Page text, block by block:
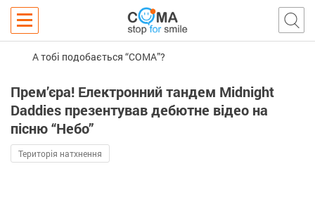
А тобі подобається “COMA”?
Прем’єра! Електронний тандем Midnight
Daddies презентував дебютне відео на
пісню “Небо”
Територія натхнення